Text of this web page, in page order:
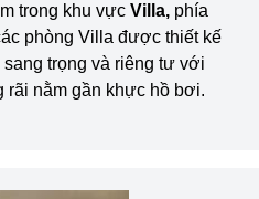
trong khu vực Villa, phía
phòng Villa được thiết kế
trọng và riêng tư với
rãi nằm gần khực hồ bơi.